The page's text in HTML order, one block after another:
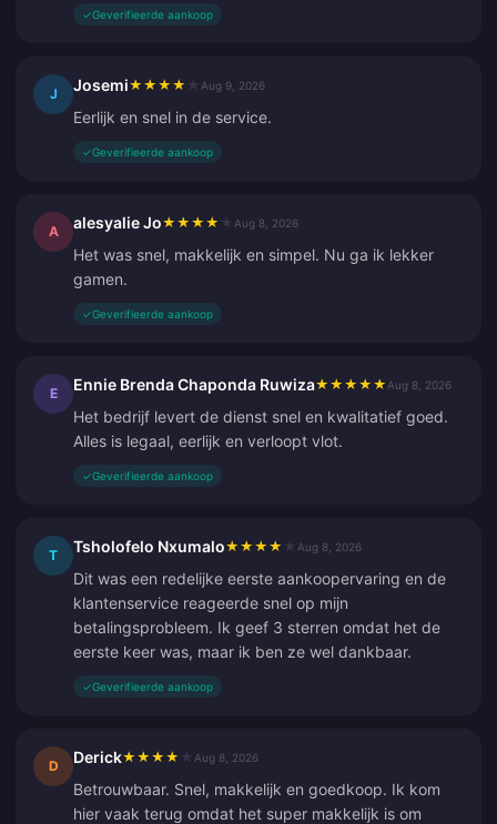
✓Geverifieerde aankoop
J Josemi★ ★ ★ ★ Aug 9, 2026
Eerlijk en snel in de service.
✓Geverifieerde aankoop
A alesyalie Jo★ ★ ★ ★ Aug 8, 2026
Het was snel, makkelijk en simpel. Nu ga ik lekker
gamen.
✓Geverifieerde aankoop
E Ennie Brenda Chaponda Ruwiza★ ★ ★ ★ ★ Aug 8, 2026
Het bedrijf levert de dienst snel en kwalitatief goed.
Alles is legaal, eerlijk en verloopt vlot.
✓Geverifieerde aankoop
T Tsholofelo Nxumalo★ ★ ★ ★ Aug 8, 2026
Dit was een redelijke eerste aankoopervaring en de
klantenservice reageerde snel op mijn
betalingsprobleem. Ik geef 3 sterren omdat het de
eerste keer was, maar ik ben ze wel dankbaar.
✓Geverifieerde aankoop
D Derick★ ★ ★ ★ Aug 8, 2026
Betrouwbaar. Snel, makkelijk en goedkoop. Ik kom
hier vaak terug omdat het super makkelijk is om